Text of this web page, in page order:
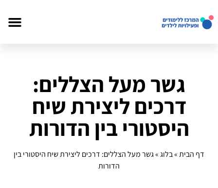
גשר מעל הצללים:
דרכים ליצירת שיח
היסטורי בין הדורות
דף הבית»בלוג»גשר מעל הצללים: דרכים ליצירת שיח היסטורי בין
הדורות